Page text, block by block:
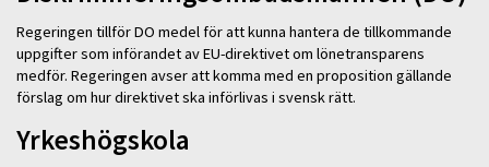
Regeringen tillför DO medel för att kunna hantera de tillkommande
uppgifter som införandet av EU-direktivet om lönetransparens
medför. Regeringen avser att komma med en proposition gällande
förslag om hur direktivet ska införlivas i svensk rätt.
Yrkeshögskola